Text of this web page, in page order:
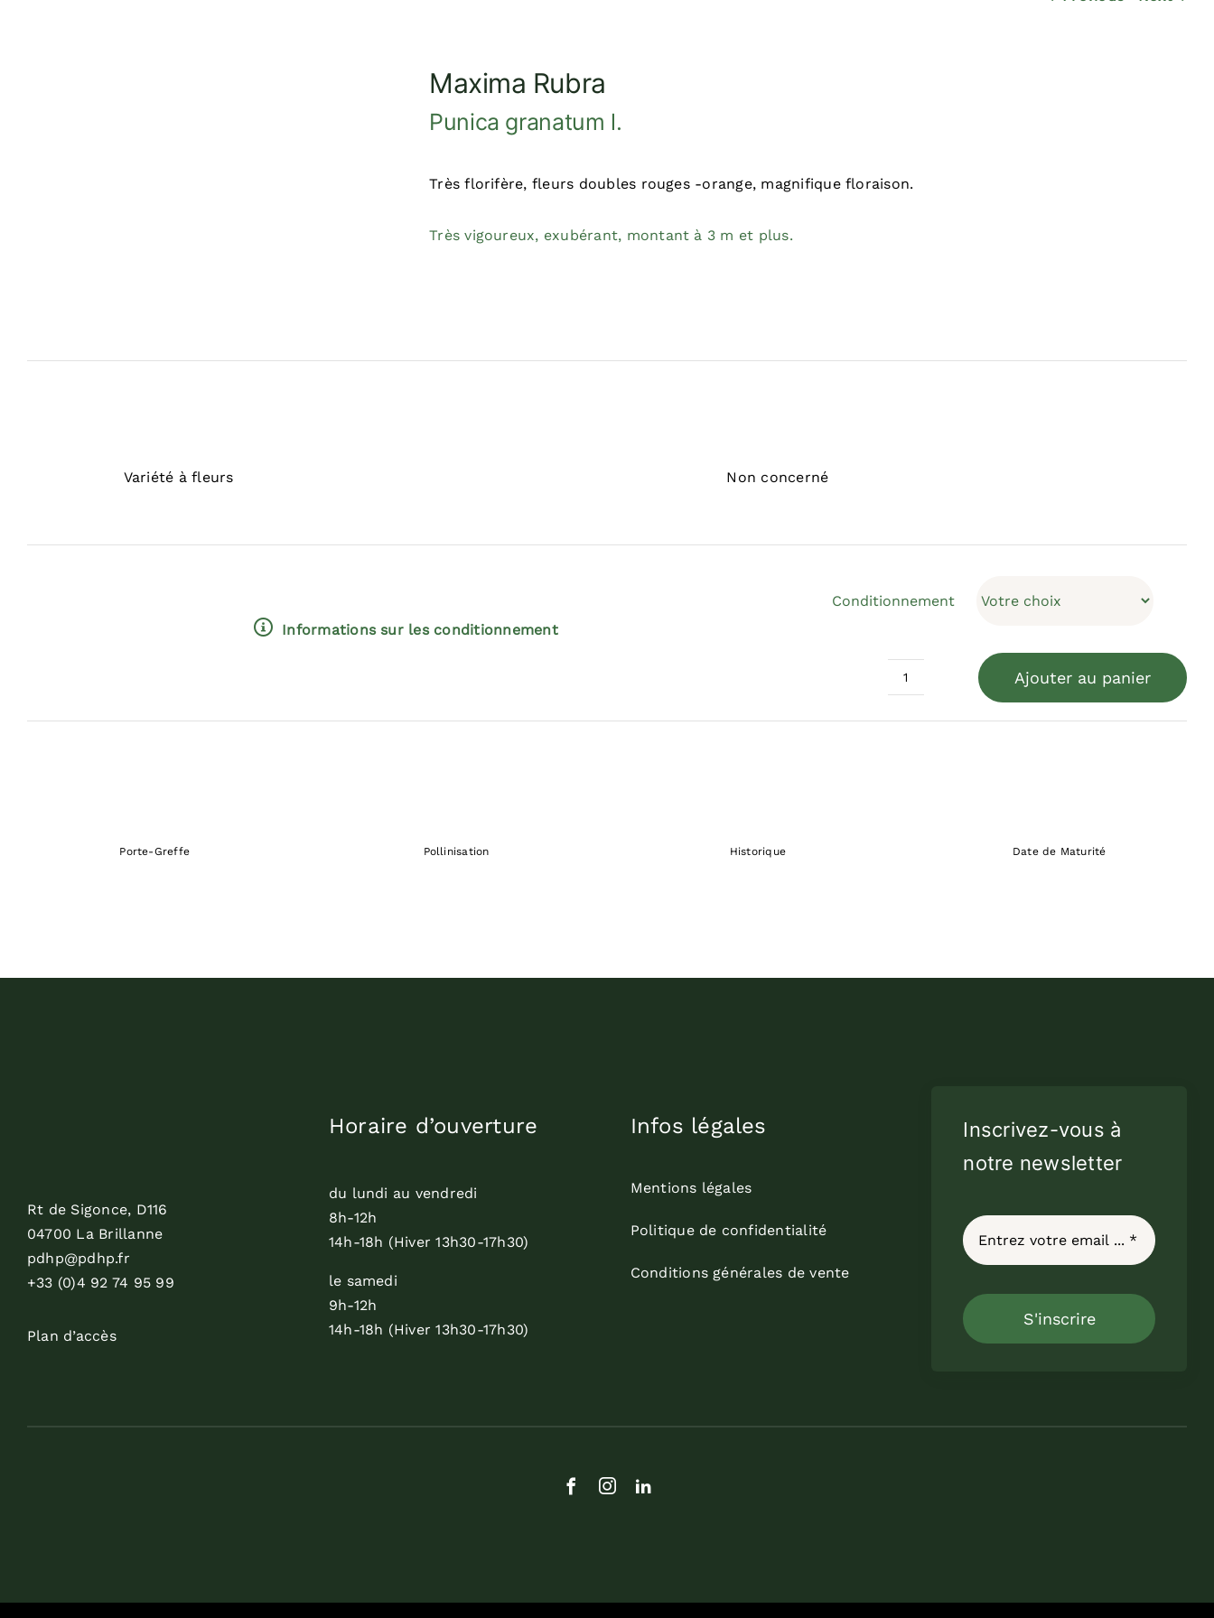
Maxima Rubra
Punica granatum l.
Très florifère, fleurs doubles rouges -orange, magnifique floraison.
Très vigoureux, exubérant, montant à 3 m et plus.
Variété à fleurs Non concerné
Informations sur les conditionnement
Conditionnement
Ajouter au panier
Porte-Greffe Pollinisation Historique Date de Maturité
Rt de Sigonce, D116
04700 La Brillanne
pdhp@pdhp.fr
+33 (0)4 92 74 95 99
Plan d’accès
Horaire d’ouverture
du lundi au vendredi
8h-12h
14h-18h (Hiver 13h30-17h30)
le samedi
9h-12h
14h-18h (Hiver 13h30-17h30)
Infos légales
Mentions légales
Politique de confidentialité
Conditions générales de vente
Inscrivez-vous à
notre newsletter
S'inscrire